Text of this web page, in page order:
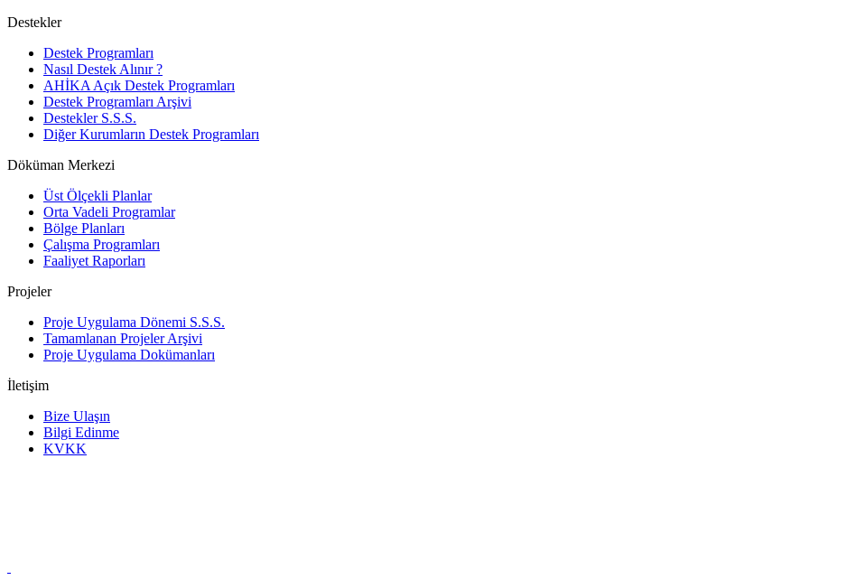
Destekler
Destek Programları
Nasıl Destek Alınır ?
AHİKA Açık Destek Programları
Destek Programları Arşivi
Destekler S.S.S.
Diğer Kurumların Destek Programları
Döküman Merkezi
Üst Ölçekli Planlar
Orta Vadeli Programlar
Bölge Planları
Çalışma Programları
Faaliyet Raporları
Projeler
Proje Uygulama Dönemi S.S.S.
Tamamlanan Projeler Arşivi
Proje Uygulama Dokümanları
İletişim
Bize Ulaşın
Bilgi Edinme
KVKK